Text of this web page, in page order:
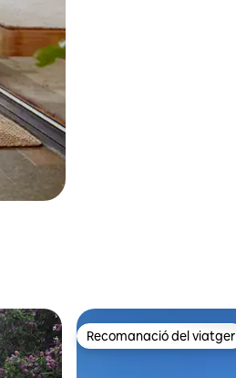
Recomanació del viatger
Recomanació del viatger